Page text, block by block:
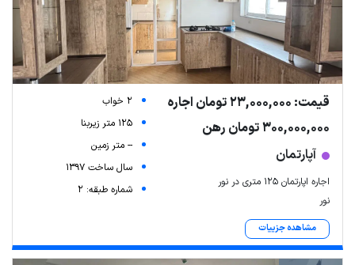
قیمت: 23,000,000 تومان اجاره
300,000,000 تومان رهن
آپارتمان
اجاره اپارتمان ۱۲۵ متری در نور
نور
مشاهده جزییات
2 خواب
125 متر زیربنا
-- متر زمین
سال ساخت 1397
شماره طبقه: 2